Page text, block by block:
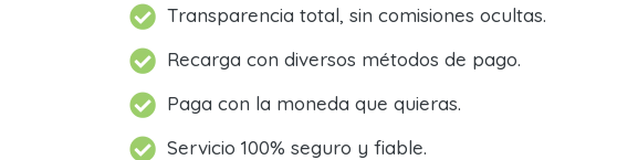
Transparencia total, sin comisiones ocultas.
Recarga con diversos métodos de pago.
Paga con la moneda que quieras.
Servicio 100% seguro y fiable.